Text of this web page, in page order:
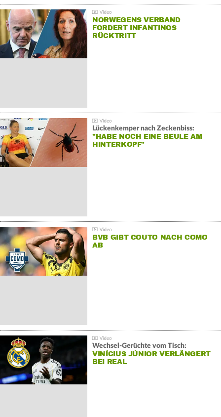
NORWEGENS VERBAND
FORDERT INFANTINOS
RÜCKTRITT
Lückenkemper nach Zeckenbiss:
"HABE NOCH EINE BEULE AM
HINTERKOPF"
BVB GIBT COUTO NACH COMO
AB
Wechsel-Gerüchte vom Tisch:
VINÍCIUS JÚNIOR VERLÄNGERT
BEI REAL